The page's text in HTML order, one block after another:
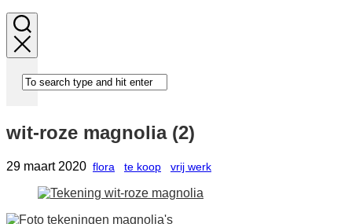
wit-roze magnolia (2)
29 maart 2020 flora te koop vrij werk